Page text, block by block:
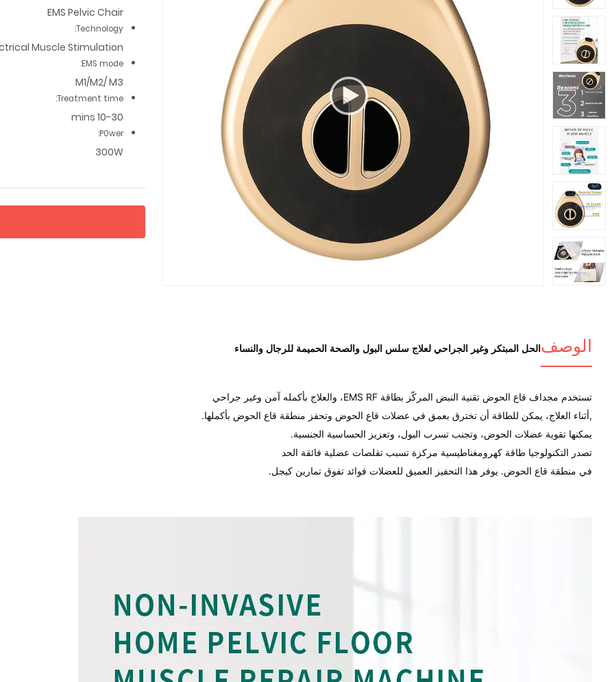
EMS Pelvic Chair
Technology:
Muscle Stimulation
EMS mode:
M1/M2/ M3
Treatment time:
10-30 mins
P0wer:
300W
الوصف الحل المبتكر وغير الجراحي لعلاج سلس البول والصحة الحميمة للرجال والنساء
تستخدم مجداف قاع الحوض تقنية النبض المركّز بطاقة EMS RF، والعلاج بأكمله آمن وغير جراحي
,أثناء العلاج، يمكن للطاقة أن تخترق بعمق في عضلات قاع الحوض وتحفز منطقة قاع الحوض بأكملها.
يمكنها تقوية عضلات الحوض، وتجنب تسرب البول، وتعزيز الحساسية الجنسية.
تصدر التكنولوجيا طاقة كهرومغناطيسية مركزة تسبب تقلصات عضلية فائقة الحد
في منطقة قاع الحوض. يوفر هذا التحفيز العميق للعضلات فوائد تفوق تمارين كيجل.